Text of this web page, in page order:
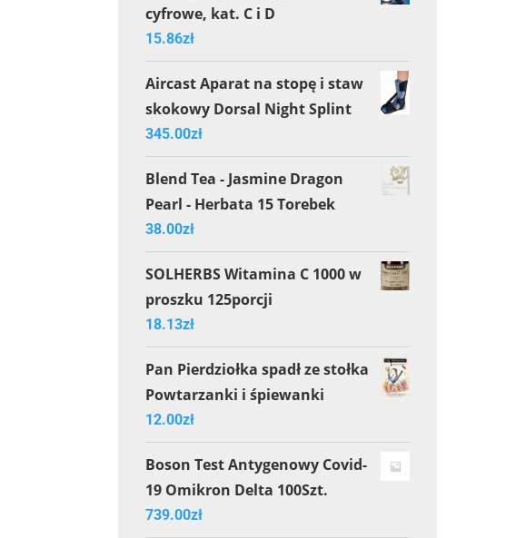
cyfrowe, kat. C i D
15.86zł
Aircast Aparat na stopę i staw
skokowy Dorsal Night Splint
345.00zł
Blend Tea - Jasmine Dragon
Pearl - Herbata 15 Torebek
38.00zł
SOLHERBS Witamina C 1000 w
proszku 125porcji
18.13zł
Pan Pierdziołka spadł ze stołka
Powtarzanki i śpiewanki
12.00zł
Boson Test Antygenowy Covid-
19 Omikron Delta 100Szt.
739.00zł